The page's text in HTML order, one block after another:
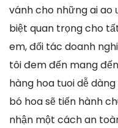
vánh cho những ai ao
biệt quan trọng cho
em, đối tác doanh
tôi đem đến mang
hàng hoa tuoi dễ
bó hoa sẽ tiến hành
nhận một cách an